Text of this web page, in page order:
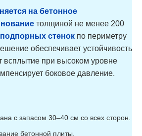
9 1,8
9 1,8
10 2
10 2
10 2
10 2
15 3
15
на бетонное
толщиной не менее 200
подпорных стенок по периметру
обеспечивает устойчивость
всплытие при высоком уровне
боковое давление.
с запасом 30–40 см со всех сторон.
бетонной плиты.